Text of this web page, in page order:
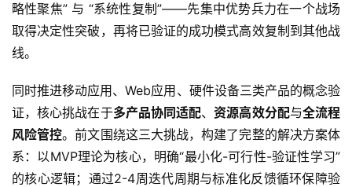
略性聚焦” 与 “系统性复制”——先集中优势兵力在一个战场
取得决定性突破，再将已验证的成功模式高效复制到其他战
线。
同时推进移动应用、Web应用、硬件设备三类产品的概念验
证，核心挑战在于多产品协同适配、资源高效分配与全流程
风险管控。前文围绕这三大挑战，构建了完整的解决方案体
系：以MVP理论为核心，明确“最小化-可行性-验证性学习”
的核心逻辑；通过2-4周迭代周期与标准化反馈循环保障验